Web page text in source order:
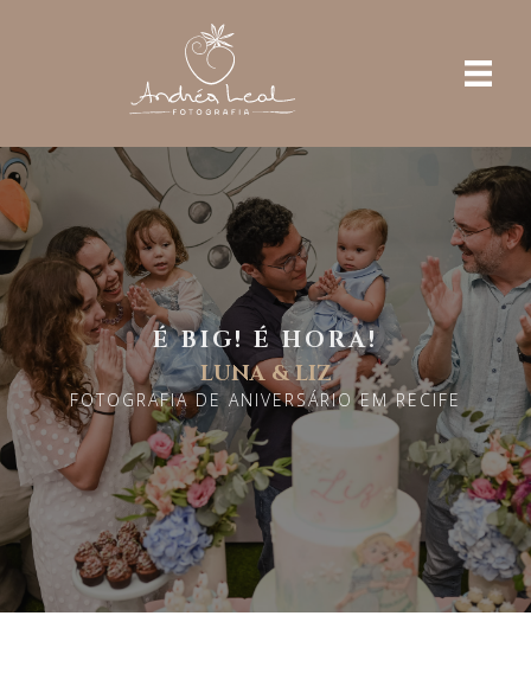
É BIG! É HORA!
LUNA & LIZ
FOTOGRAFIA DE ANIVERSÁRIO EM RECIFE